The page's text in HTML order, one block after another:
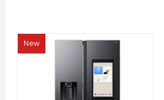
New